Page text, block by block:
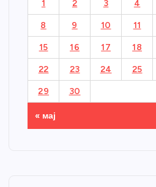
1 2 3 4
8 9 10 11
15 16 17 18
22 23 24 25
29 30
« мај